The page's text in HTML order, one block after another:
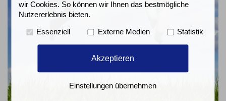
wir Cookies. So können wir Ihnen das bestmögliche
Nutzererlebnis bieten.
Essenziell Externe Medien Statistik
Akzeptieren
Einstellungen übernehmen